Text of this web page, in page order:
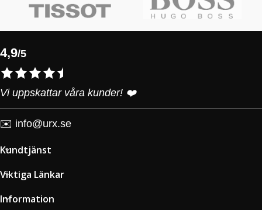
4,9/5
Vi uppskattar våra kunder! ❤️
✉️ info@urx.se
Kundtjänst
Viktiga Länkar
Information